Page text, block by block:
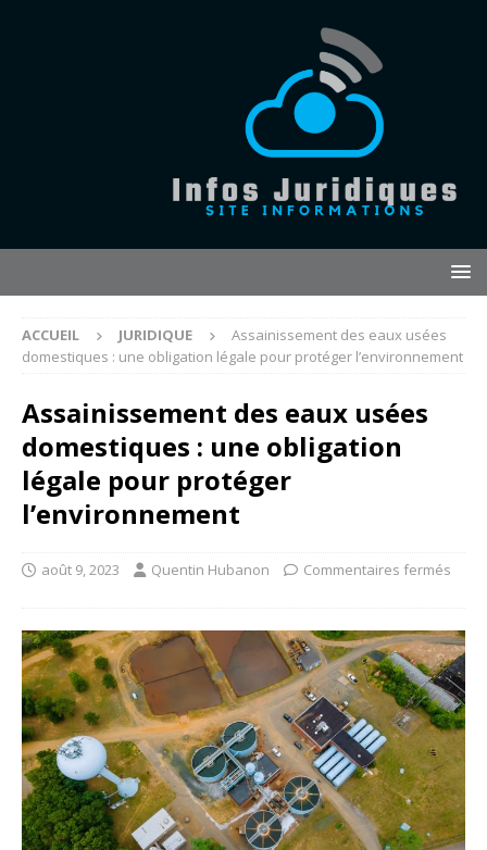
ACCUEIL JURIDIQUE
Assainissement des eaux usées
domestiques : une obligation légale pour protéger l’environnement
Assainissement des eaux usées
domestiques : une obligation
légale pour protéger
l’environnement
août 9, 2023 Quentin Hubanon Commentaires fermés